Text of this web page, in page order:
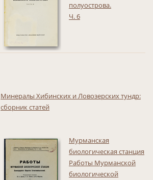
полуострова.
Ч. 6
Минералы Хибинских и Ловозерских тундр:
сборник статей
Мурманская
биологическая станция
Работы Мурманской
биологической